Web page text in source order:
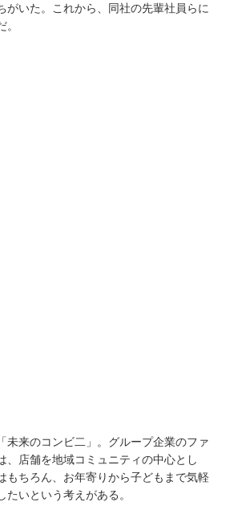
がいた。これから、同社の先輩社員らに
未来のコンビ二」。グループ企業のファ
、店舗を地域コミュニティの中心とし
もちろん、お年寄りから子どもまで気軽
たいという考えがある。